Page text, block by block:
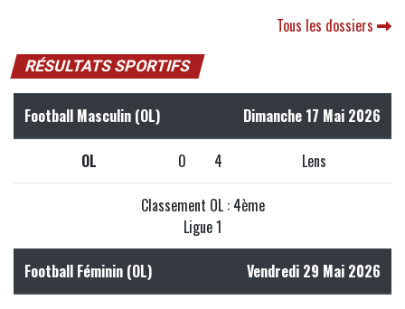
Tous les dossiers
RÉSULTATS SPORTIFS
Football Masculin (OL) Dimanche 17 Mai 2026
OL 0 4 Lens
Classement OL : 4ème
Ligue 1
Football Féminin (OL) Vendredi 29 Mai 2026